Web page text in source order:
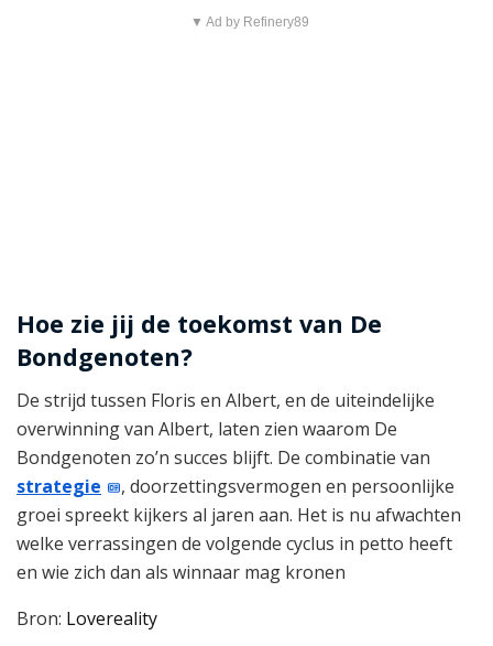
▼ Ad by Refinery89
Hoe zie jij de toekomst van De
Bondgenoten?
De strijd tussen Floris en Albert, en de uiteindelijke
overwinning van Albert, laten zien waarom De
Bondgenoten zo’n succes blijft. De combinatie van
strategie
, doorzettingsvermogen en persoonlijke
groei spreekt kijkers al jaren aan. Het is nu afwachten
welke verrassingen de volgende cyclus in petto heeft
en wie zich dan als winnaar mag kronen
Bron: Lovereality